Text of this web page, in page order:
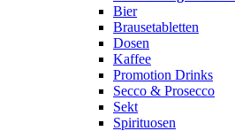
Bier
Brausetabletten
Dosen
Kaffee
Promotion Drinks
Secco & Prosecco
Sekt
Spirituosen